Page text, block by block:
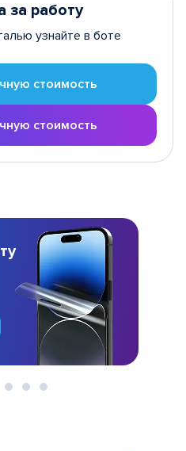
за работу
узнайте в боте
стоимость
стоимость